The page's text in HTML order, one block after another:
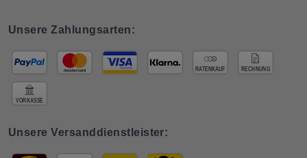
Unsere Zahlungsarten:
Unsere Versanddienstleister: